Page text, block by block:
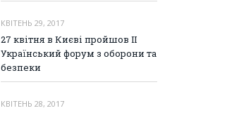
КВІТЕНЬ 29, 2017
27 квітня в Києві пройшов ІІ
Український форум з оборони та
безпеки
КВІТЕНЬ 28, 2017